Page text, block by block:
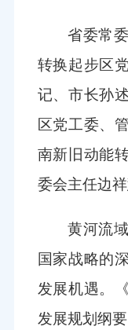
省委常
转换起步区
记、市长孙
区党工委、
南新旧动能
委会主任边
黄河流
国家战略的
发展机遇。
发展规划纲